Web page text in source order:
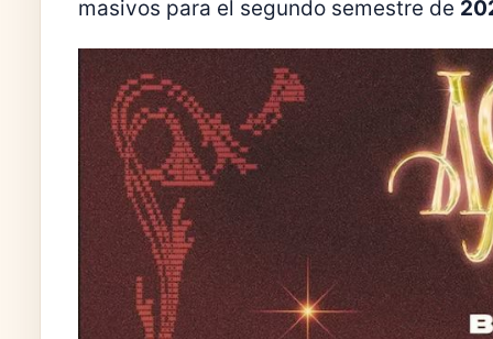
masivos para el segundo semestre de